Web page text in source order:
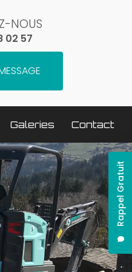
NOUS
02 57
Rappel Gratuit
Galeries Contact